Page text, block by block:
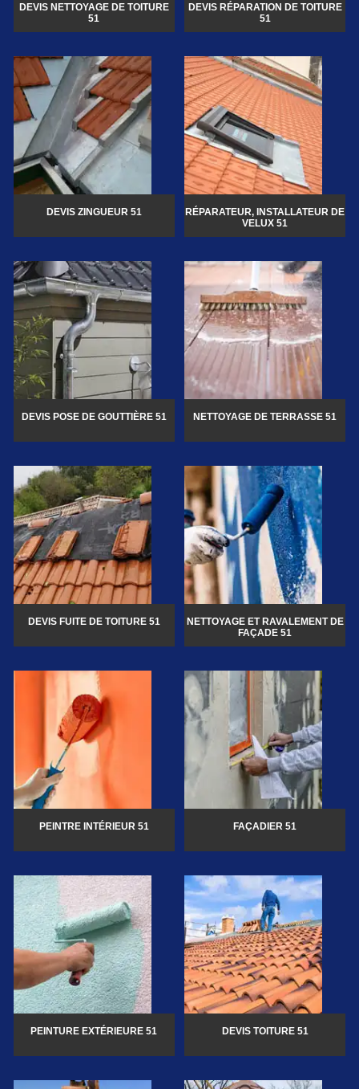
DEVIS NETTOYAGE DE TOITURE
51
DEVIS RÉPARATION DE TOITURE
51
DEVIS ZINGUEUR 51
RÉPARATEUR, INSTALLATEUR DE
VELUX 51
DEVIS POSE DE GOUTTIÈRE 51 NETTOYAGE DE TERRASSE 51
DEVIS FUITE DE TOITURE 51
NETTOYAGE ET RAVALEMENT DE
FAÇADE 51
PEINTRE INTÉRIEUR 51 FAÇADIER 51
PEINTURE EXTÉRIEURE 51 DEVIS TOITURE 51